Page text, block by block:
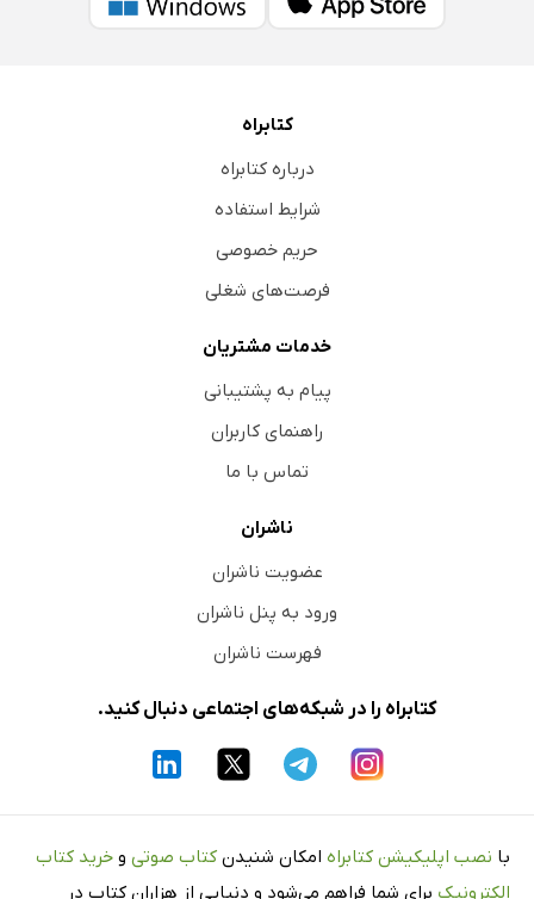
کتابراه
درباره کتابراه
شرایط استفاده
حریم خصوصی
فرصت‌های شغلی
خدمات مشتریان
پیام به پشتیبانی
راهنمای کاربران
تماس با ما
ناشران
عضویت ناشران
ورود به پنل ناشران
فهرست ناشران
کتابراه را در شبکه‌های اجتماعی دنبال کنید.
با نصب اپلیکیشن کتابراه امکان شنیدن کتاب صوتی و خرید کتاب
الکترونیک برای شما فراهم می‌شود و دنیایی از هزاران کتاب در